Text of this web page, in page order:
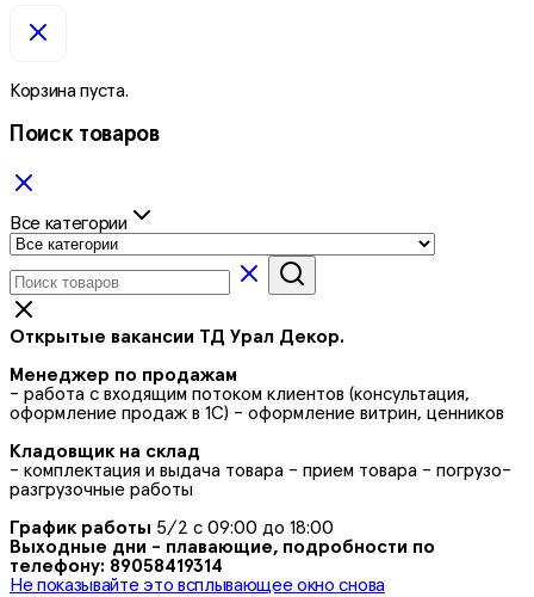
Корзина пуста.
Поиск товаров
Все категории
Открытые вакансии ТД Урал Декор.
Менеджер по продажам
- работа с входящим потоком клиентов (консультация,
оформление продаж в 1С) - оформление витрин, ценников
Кладовщик на склад
- комплектация и выдача товара - прием товара - погрузо-
разгрузочные работы
График работы 5/2 с 09:00 до 18:00
Выходные дни - плавающие, подробности по
телефону: 89058419314
Не показывайте это всплывающее окно снова